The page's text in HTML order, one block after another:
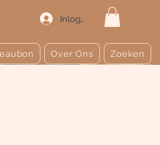
Inloggen
Over Ons Zoeken